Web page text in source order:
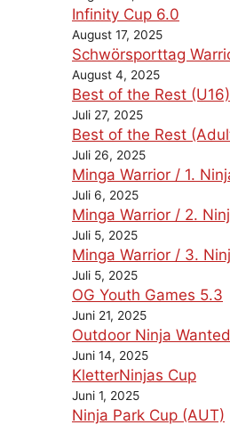
Infinity Cup 6.0
August 17, 2025
Schwörsporttag
August 4, 2025
Best of the Rest (U16)
Juli 27, 2025
Best of the Rest
Juli 26, 2025
Minga Warrior / 1.
Juli 6, 2025
Minga Warrior / 2.
Juli 5, 2025
Minga Warrior / 3.
Juli 5, 2025
OG Youth Games 5.3
Juni 21, 2025
Outdoor Ninja
Juni 14, 2025
KletterNinjas Cup
Juni 1, 2025
Ninja Park Cup (AUT)